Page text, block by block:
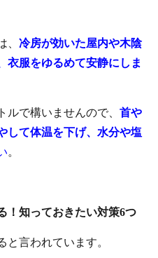
、 冷房が効いた屋内や木陰
衣服をゆるめて安静にしま
ルで構いませんので、 首や
して体温を下げ、水分や塩
。
！知っておきたい対策6つ
言われています。